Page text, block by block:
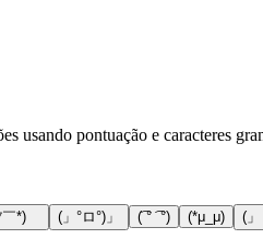
usando pontuação e caracteres
*)ゞ (」°ロ°)」 (͡ ° ͡ °) (*μ_μ) (」